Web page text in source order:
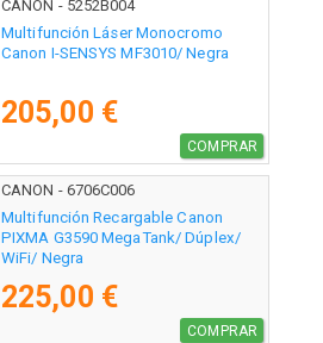
CANON - 5252B004
Multifunción Láser Monocromo
Canon I-SENSYS MF3010/ Negra
205,00 €
COMPRAR
CANON - 6706C006
Multifunción Recargable Canon
PIXMA G3590 MegaTank/ Dúplex/
WiFi/ Negra
225,00 €
COMPRAR